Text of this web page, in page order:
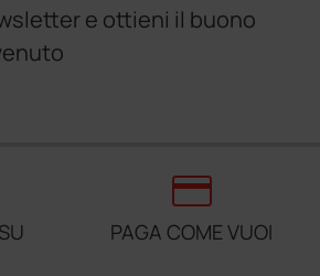
e ottieni il buono
credit_card
PAGA COME VUOI